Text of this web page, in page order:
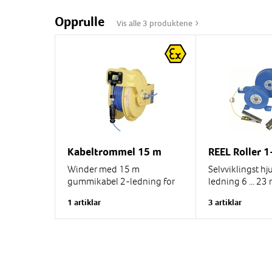
Opprulle Vis alle 3 produktene
Kabeltrommel 15 m
Winder med 15 m
gummikabel 2-ledning for
stålplate med automatisk
tilbakespolingsfunksjon. Kan
1 artiklar
REEL Roller
Selvviklingst
ledning 6 ... 23
Hylster av
Galvanisert
3 artiklar